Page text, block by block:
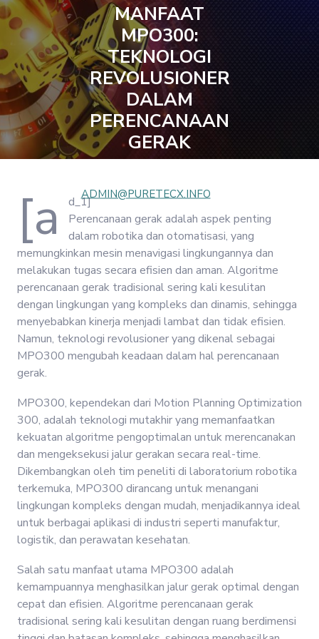
MANFAAT
MPO300:
TEKNOLOGI
REVOLUSIONER
DALAM
PERENCANAAN
GERAK
ADMIN@PURETECX.INFO
[a
d_1]
Perencanaan gerak adalah aspek penting
dalam robotika dan otomatisasi, yang
memungkinkan mesin menavigasi lingkungannya dan
melakukan tugas secara efisien dan aman. Algoritme
perencanaan gerak tradisional sering kali kesulitan
dengan lingkungan yang kompleks dan dinamis, sehingga
menyebabkan kinerja menjadi lambat dan tidak efisien.
Namun, teknologi revolusioner yang dikenal sebagai
MPO300 mengubah keadaan dalam hal perencanaan
gerak.
MPO300, kependekan dari Motion Planning Optimization
300, adalah teknologi mutakhir yang memanfaatkan
kekuatan algoritme pengoptimalan untuk merencanakan
dan mengeksekusi jalur gerakan secara real-time.
Dikembangkan oleh tim peneliti di laboratorium robotika
terkemuka, MPO300 dirancang untuk menangani
lingkungan kompleks dengan mudah, menjadikannya ideal
untuk berbagai aplikasi di industri seperti manufaktur,
logistik, dan perawatan kesehatan.
Salah satu manfaat utama MPO300 adalah
kemampuannya menghasilkan jalur gerak optimal dengan
cepat dan efisien. Algoritme perencanaan gerak
tradisional sering kali kesulitan dengan ruang berdimensi